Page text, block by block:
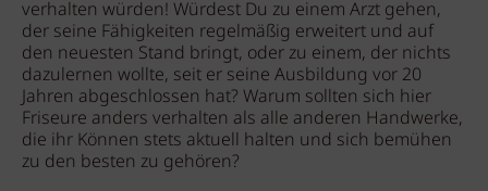
verhalten würden! Würdest Du zu einem Arzt gehen,
der seine Fähigkeiten regelmäßig erweitert und auf
den neuesten Stand bringt, oder zu einem, der nichts
dazulernen wollte, seit er seine Ausbildung vor 20
Jahren abgeschlossen hat? Warum sollten sich hier
Friseure anders verhalten als alle anderen Handwerke,
die ihr Können stets aktuell halten und sich bemühen
zu den besten zu gehören?